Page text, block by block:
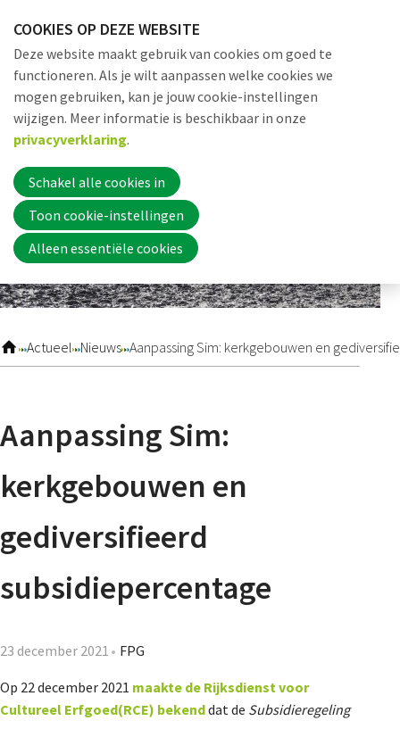
links
over
Jump
to
navigation
to
main
content
Actueel Nieuws Aanpassing Sim: kerkgebouwen en
Aanpassing Sim:
kerkgebouwen en
gediversifieerd
subsidiepercentage
23 december 2021 FPG
Op 22 december 2021 maakte de Rijksdienst voor
Cultureel Erfgoed(RCE) bekenddat de Subsidieregeling
Word nu lid
Lidmaatschap
COOKIES OP DEZE WEBSITE
Deze website maakt gebruik van cookies om goed te
functioneren. Als je wilt aanpassen welke cookies we
mogen gebruiken, kan je jouw cookie-instellingen
wijzigen. Meer informatie is beschikbaar in onze
privacyverklaring.
Schakel alle cookies in
Toon cookie-instellingen
Alleen essentiële cookies